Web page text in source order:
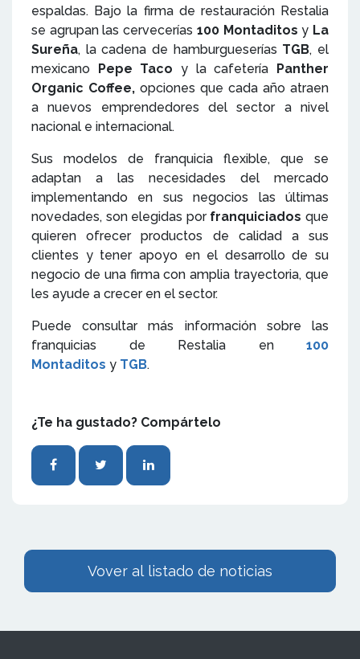
espaldas. Bajo la firma de restauración Restalia
se agrupan las cervecerías 100 Montaditos y La
Sureña, la cadena de hamburgueserías TGB, el
mexicano Pepe Taco y la cafetería Panther
Organic Coffee, opciones que cada año atraen
a nuevos emprendedores del sector a nivel
nacional e internacional.
Sus modelos de franquicia flexible, que se
adaptan a las necesidades del mercado
implementando en sus negocios las últimas
novedades, son elegidas por franquiciadosque
quieren ofrecer productos de calidad a sus
clientes y tener apoyo en el desarrollo de su
negocio de una firma con amplia trayectoria, que
les ayude a crecer en el sector.
Puede consultar más información sobre las
franquicias de Restalia en 100
Montaditos y TGB.
¿Te ha gustado? Compártelo
Vover al listado de noticias